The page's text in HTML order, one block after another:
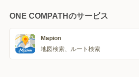
ONE COMPATHのサービス
Mapion
地図検索、ルート検索